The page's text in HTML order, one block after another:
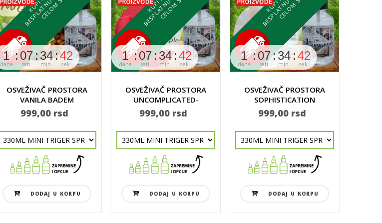
1
dana
07
sati
34
min.
40
sek.
OSVEŽIVAČ PROSTORA
VANILA BADEM
999,00 rsd
DODAJ U KORPU
1
dana
07
sati
34
min.
40
sek.
OSVEŽIVAČ PROSTORA
UNCOMPLICATED-
JEDNOSTAVAN
999,00 rsd
DODAJ U KORPU
1
dana
07
sati
34
min.
40
sek.
OSVEŽIVAČ PROSTORA
SOPHISTICATION
999,00 rsd
DODAJ U KORPU